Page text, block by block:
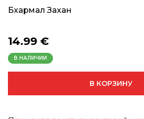
Бхармал Захан
14.99 €
В НАЛИЧИИ
В КОРЗИНУ